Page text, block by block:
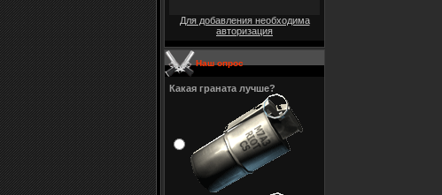
Для добавления необходима
авторизация
Наш опрос
Какая граната лучше?